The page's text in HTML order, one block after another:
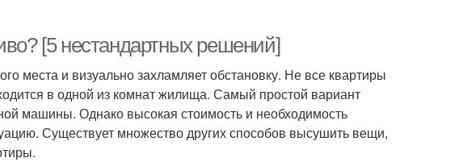
[5 нестандартных решений]
места и визуально захламляет обстановку. Не все квартиры
в одной из комнат жилища. Самый простой вариант
машины. Однако высокая стоимость и необходимость
Существует множество других способов высушить вещи,